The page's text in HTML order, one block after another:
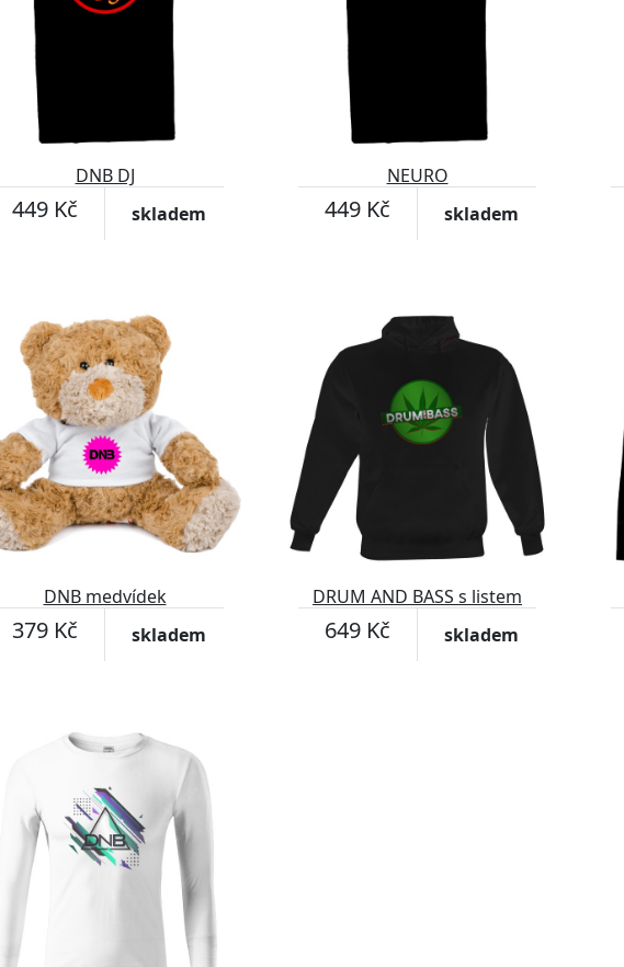
DNB DJ
449 Kč skladem
NEURO
449 Kč skladem
DNB medvídek
379 Kč skladem
DRUM AND BASS s listem
konopí mikina pánská
649 Kč skladem